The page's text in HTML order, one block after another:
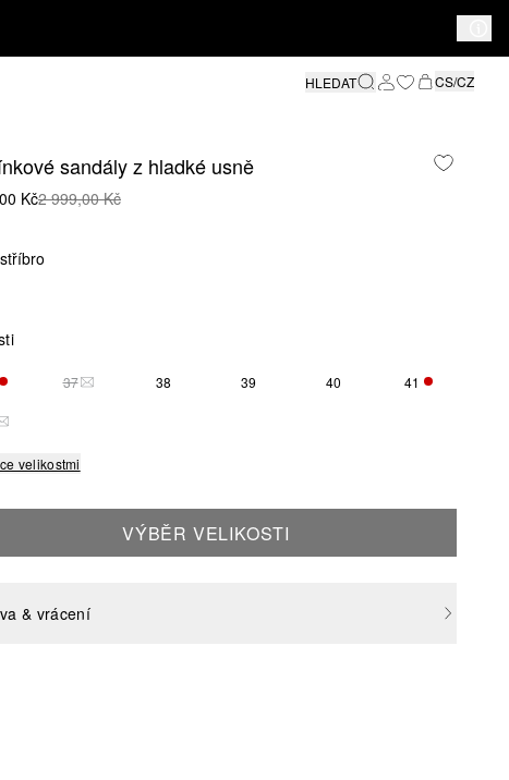
HLEDAT
CS/CZ
sandály z hladké usně
Kč2 999,00 Kč
stříbro
POUZE 5
37TATO VELIKOST JE MOMENTÁLNĚ VYPRODÁNA
38 39 40 41ZBÝVÁ
VELIKOST JE MOMENTÁLNĚ VYPRODÁNA
velikostmi
VÝBĚR VELIKOSTI
& vrácení